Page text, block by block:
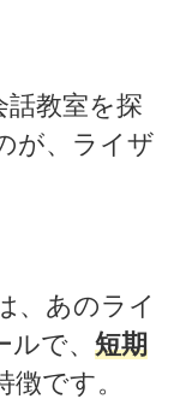
教室を探
が、ライザ
、あのライ
で、 短期
徴です。